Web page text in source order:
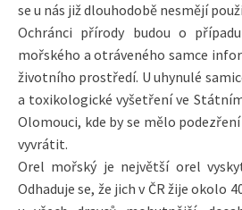
se u nás již dlouhodobě nesmějí
Ochránci přírody budou o
mořského a otráveného samce
životního prostředí. U uhynulé
a toxikologické vyšetření ve
Olomouci, kde by se mělo
vyvrátit.
Orel mořský je největší orel
Odhaduje se, že jich v ČR žije okolo